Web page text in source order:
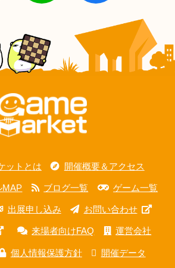
ットとは 開催概要＆アクセス
MAP ブログ一覧 ゲーム一覧
出展申し込み お問い合わせ
来場者向けFAQ 運営会社
個人情報保護方針 開催データ